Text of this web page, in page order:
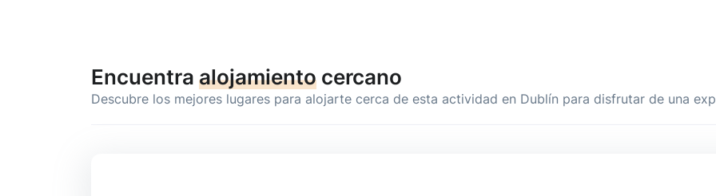
Encuentra alojamiento cercano
Descubre los mejores lugares para alojarte cerca de esta actividad en Dublín para disfrutar de una